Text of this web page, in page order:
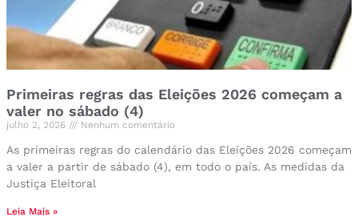
Primeiras regras das Eleições 2026 começam a
valer no sábado (4)
julho 2, 2026 Nenhum comentário
As primeiras regras do calendário das Eleições 2026 começam
a valer a partir de sábado (4), em todo o país. As medidas da
Justiça Eleitoral
Leia Mais »